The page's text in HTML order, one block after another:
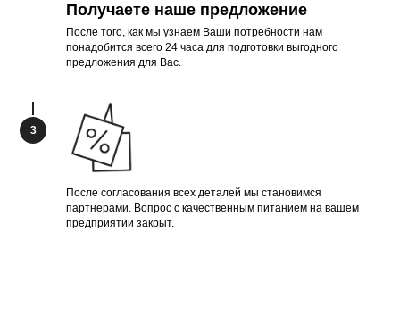
Получаете наше предложение
После того, как мы узнаем Ваши потребности нам
понадобится всего 24 часа для подготовки выгодного
предложения для Вас.
После согласования всех деталей мы становимся
партнерами. Вопрос с качественным питанием на вашем
предприятии закрыт.